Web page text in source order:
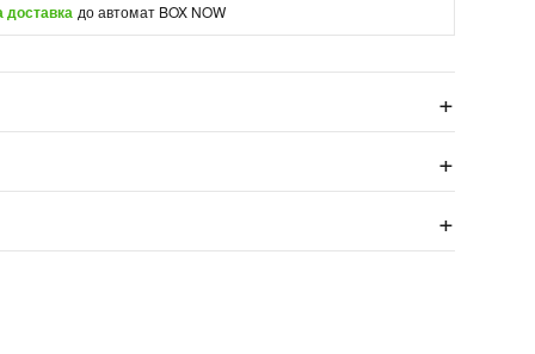
доставка до автомат BOX NOW